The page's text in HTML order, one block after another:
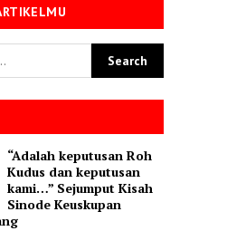
“Adalah keputusan Roh
Kudus dan keputusan
kami…” Sejumput Kisah
Sinode Keuskupan